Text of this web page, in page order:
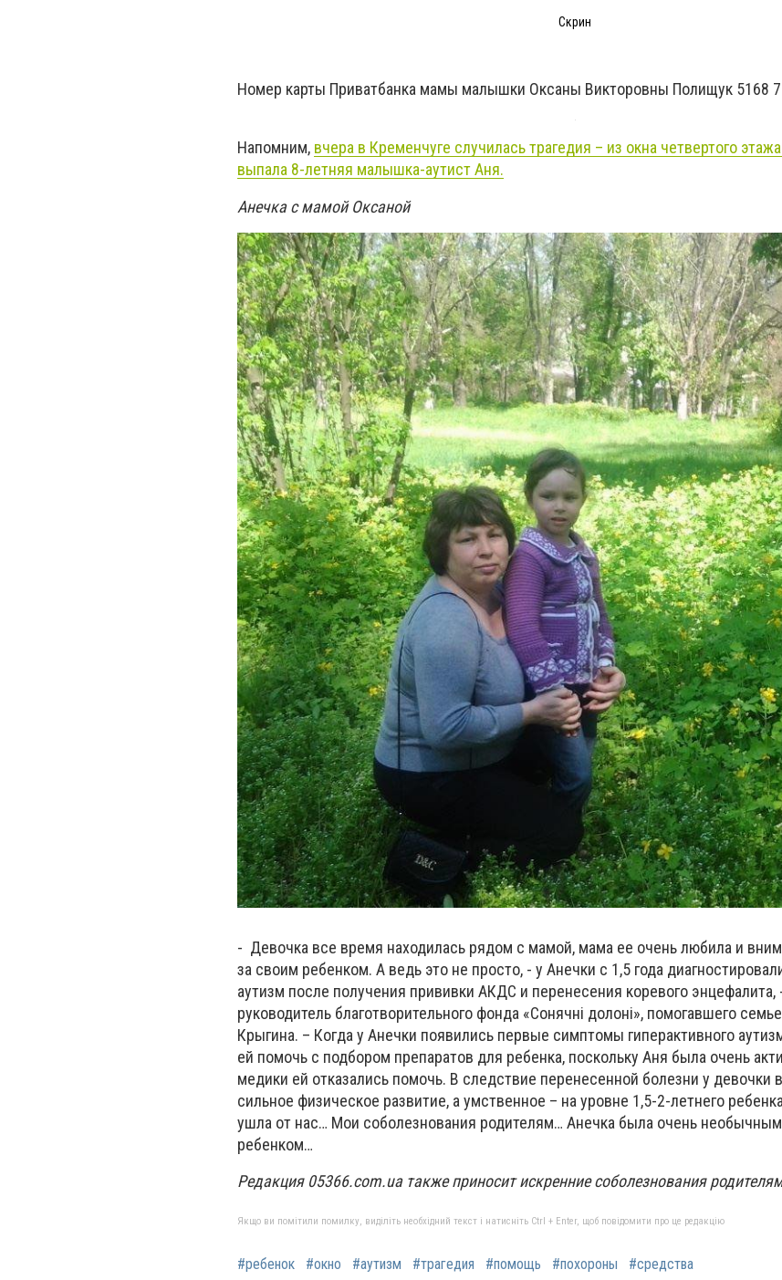
Скрин
Номер карты Приватбанка мамы малышки Оксаны Викторовны Полищук 5168
Напомним, вчера в Кременчуге случилась трагедия – из окна четвертого
выпала 8-летняя малышка-аутист Аня.
Анечка с мамой Оксаной
- Девочка все время находилась рядом с мамой, мама ее очень любила и
за своим ребенком. А ведь это не просто, - у Анечки с 1,5 года
аутизм после получения прививки АКДС и перенесения коревого энцефалита,
руководитель благотворительного фонда «Сонячні долоні», помогавшего
Крыгина. – Когда у Анечки появились первые симптомы гиперактивного
ей помочь с подбором препаратов для ребенка, поскольку Аня была очень
медики ей отказались помочь. В следствие перенесенной болезни у девочки
сильное физическое развитие, а умственное – на уровне 1,5-2-летнего
ушла от нас… Мои соболезнования родителям… Анечка была очень
ребенком…
Редакция 05366.com.ua также приносит искренние соболезнования
Якщо ви помітили помилку, виділіть необхідний текст і натисніть Ctrl + Enter, щоб повідомити про це редакцію
#ребенок #окно #аутизм #трагедия #помощь #похороны #средства